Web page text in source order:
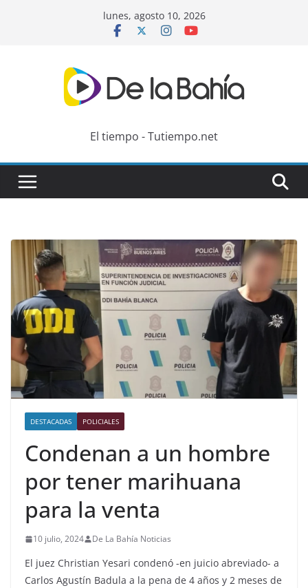
lunes, agosto 10, 2026
El tiempo - Tutiempo.net
DESTACADAS POLICIALES
Condenan a un hombre
por tener marihuana
para la venta
10 julio, 2024 De La Bahía Noticias
El juez Christian Yesari condenó -en juicio abreviado- a
Carlos Agustín Badula a la pena de 4 años y 2 meses de